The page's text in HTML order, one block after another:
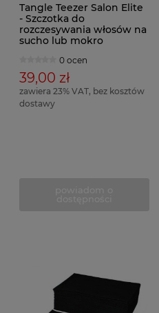
Tangle Teezer Salon Elite
- Szczotka do
rozczesywania włosów na
sucho lub mokro
0 ocen
39,00 zł
zawiera 23% VAT, bez kosztów
dostawy